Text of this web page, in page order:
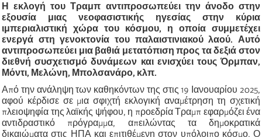
Η εκλογή του Τραμπ αντιπροσωπεύει την άνοδο στην
εξουσία μιας νεοφασιστικής ηγεσίας στην κύρια
ιμπεριαλιστική χώρα του κόσμου, η οποία συμμετέχει
ενεργά στη γενοκτονία του παλαιστινιακού λαού. Αυτό
αντιπροσωπεύει μια βαθιά μετατόπιση προς τα δεξιά στον
διεθνή συσχετισμό δυνάμεων και ενισχύει τους Όρμπαν,
Μόντι, Μελώνη, Μπολσανάρο, κλπ.
Από την ανάληψη των καθηκόντων της στις 19 Ιανουαρίου 2025,
αφού κέρδισε σε μια σφιχτή εκλογική αναμέτρηση τη σχετική
πλειοψηφία της λαϊκής ψήφου, η προεδρία Τραμπ εφαρμόζει ένα
αντιδραστικό πρόγραμμα, απειλώντας τα δημοκρατικά
δικαιώματα στις ΗΠΑ και επιτιθέμενη στον υπόλοιπο κόσμο. Ο